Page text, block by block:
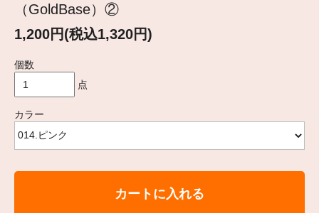
（GoldBase）②
1,200円(税込1,320円)
個数
点
カラー
カートに入れる